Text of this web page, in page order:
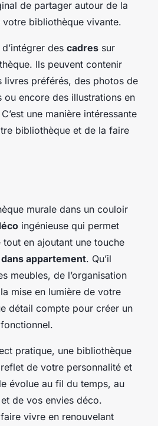
de partager autour de la
bibliothèque vivante.
des cadres sur
Ils peuvent contenir
livres préférés, des photos de
ou encore des illustrations en
une manière intéressante
bibliothèque et de la faire
murale dans un couloir
ingénieuse qui permet
tout en ajoutant une touche
dans appartement. Qu’il
meubles, de l’organisation
mise en lumière de votre
détail compte pour créer un
pratique, une bibliothèque
de votre personnalité et
évolue au fil du temps, au
de vos envies déco.
vivre en renouvelant